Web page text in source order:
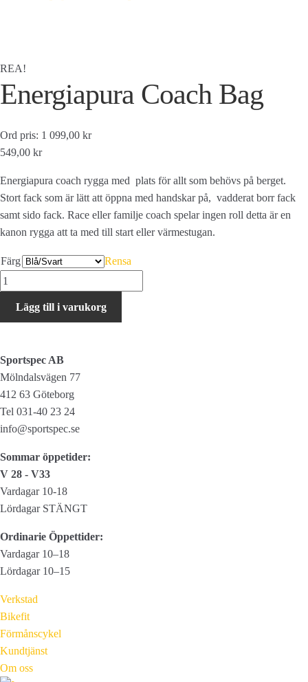
REA!
Energiapura Coach Bag
Ord pris: 1 099,00 kr
549,00 kr
Energiapura coach rygga med plats för allt som behövs på berget.
Stort fack som är lätt att öppna med handskar på, vadderat borr fack
samt sido fack. Race eller familje coach spelar ingen roll detta är en
kanon rygga att ta med till start eller värmestugan.
Färg
Rensa
Energiapura
Coach
BagLägg till i varukorg
Sportspec AB
Mölndalsvägen 77
412 63 Göteborg
Tel 031-40 23 24
info@sportspec.se
Sommar öppetider:
V 28 - V33
Vardagar 10-18
Lördagar STÄNGT
Ordinarie Öppettider:
Vardagar 10–18
Lördagar 10–15
Verkstad
Bikefit
Förmånscykel
Kundtjänst
Om oss